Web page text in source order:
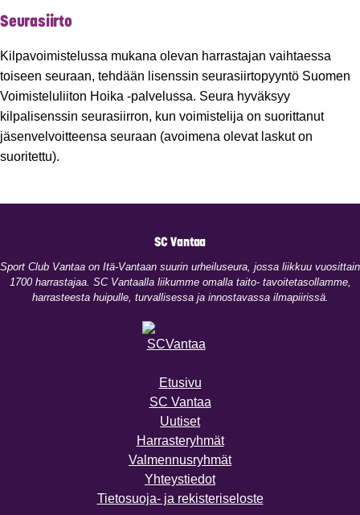
Seurasiirto
Kilpavoimistelussa mukana olevan harrastajan vaihtaessa
toiseen seuraan, tehdään lisenssin seurasiirtopyyntö Suomen
Voimisteluliiton Hoika -palvelussa. Seura hyväksyy
kilpalisenssin seurasiirron, kun voimistelija on suorittanut
jäsenvelvoitteensa seuraan (avoimena olevat laskut on
suoritettu).
SC Vantaa
​Sport Club Vantaa on Itä-Vantaan suurin urheiluseura, jossa liikkuu vuosittain
1700 harrastajaa. SC Vantaalla liikumme omalla taito- tavoitetasollamme,
harrasteesta huipulle, turvallisessa ja innostavassa ilmapiirissä.
Etusivu
SC Vantaa
Uutiset
Harrasteryhmät
Valmennusryhmät
Yhteystiedot
Tietosuoja- ja rekisteriseloste